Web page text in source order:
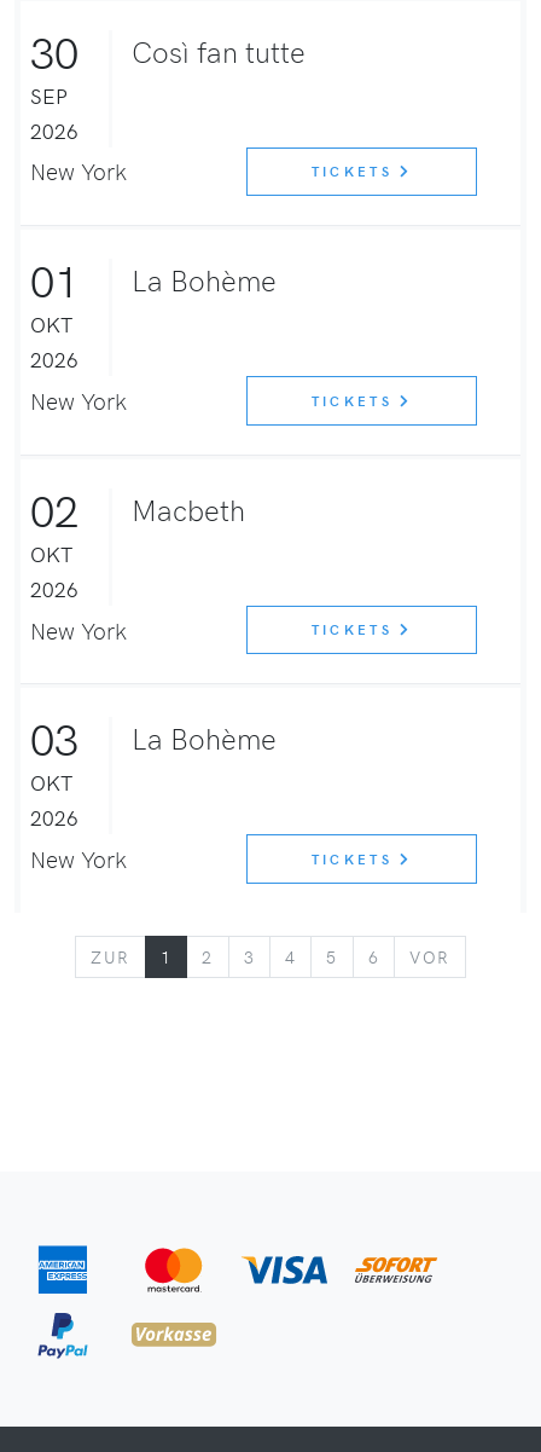
30
SEP
2026
Così fan tutte
New York TICKETS
01
OKT
2026
La Bohème
New York TICKETS
02
OKT
2026
Macbeth
New York TICKETS
03
OKT
2026
La Bohème
New York TICKETS
ZUR ZURÜCK
1 2 3 4 5 6 VOR